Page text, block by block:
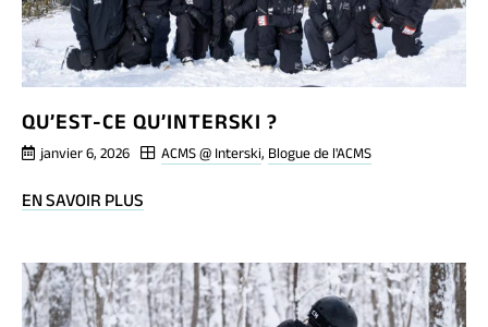
QU’EST-CE QU’INTERSKI ?
janvier 6, 2026 ACMS @ Interski, Blogue de l'ACMS
EN SAVOIR PLUS
CE
QU’INTERSKI